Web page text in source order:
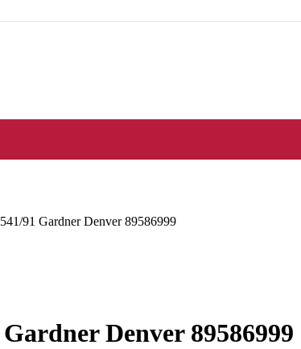
91 Gardner Denver 89586999
Denver 89586999